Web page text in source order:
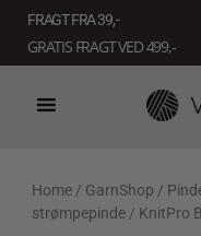
indholdet
FRAGT FRA 39, -
GRATIS FRAGT VED 499,-
Home / GarnShop /
strømpepinde / KnitPro